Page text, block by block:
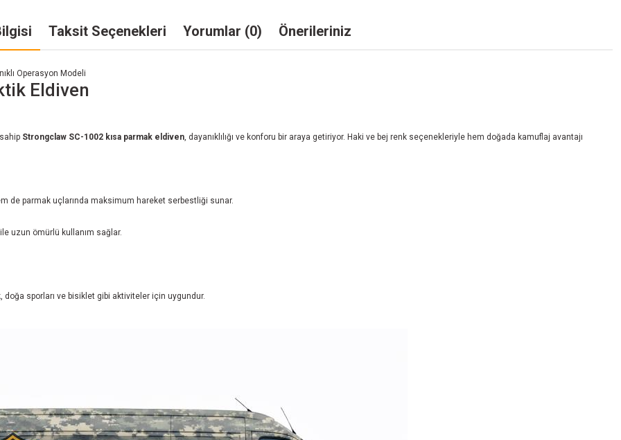
Taksit Seçenekleri Yorumlar (0) Önerileriniz
Operasyon Modeli
Eldiven
Strongclaw SC-1002 kısa parmak eldiven, dayanıklılığı ve konforu bir araya getiriyor. Haki ve bej renk seçenekleriyle hem doğada kamuflaj avantajı
de parmak uçlarında maksimum hareket serbestliği sunar.
uzun ömürlü kullanım sağlar.
doğa sporları ve bisiklet gibi aktiviteler için uygundur.